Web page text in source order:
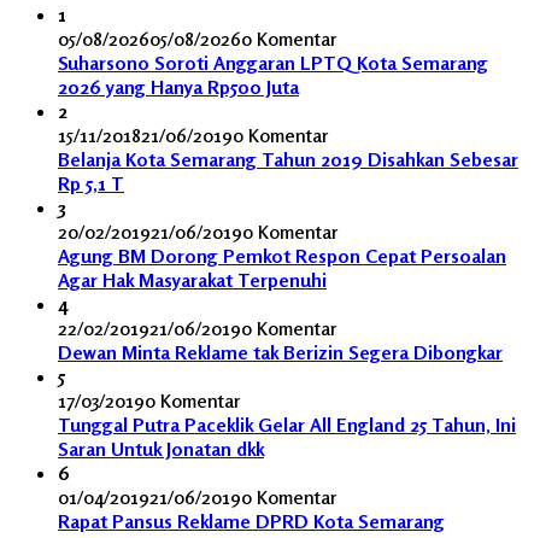
1
05/08/202605/08/20260 Komentar
Suharsono Soroti Anggaran LPTQ Kota Semarang
2026 yang Hanya Rp500 Juta
2
15/11/201821/06/20190 Komentar
Belanja Kota Semarang Tahun 2019 Disahkan Sebesar
Rp 5,1 T
3
20/02/201921/06/20190 Komentar
Agung BM Dorong Pemkot Respon Cepat Persoalan
Agar Hak Masyarakat Terpenuhi
4
22/02/201921/06/20190 Komentar
Dewan Minta Reklame tak Berizin Segera Dibongkar
5
17/03/20190 Komentar
Tunggal Putra Paceklik Gelar All England 25 Tahun, Ini
Saran Untuk Jonatan dkk
6
01/04/201921/06/20190 Komentar
Rapat Pansus Reklame DPRD Kota Semarang